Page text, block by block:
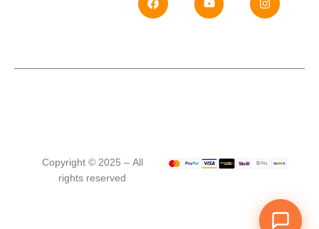
Copyright © 2025 – All
rights reserved